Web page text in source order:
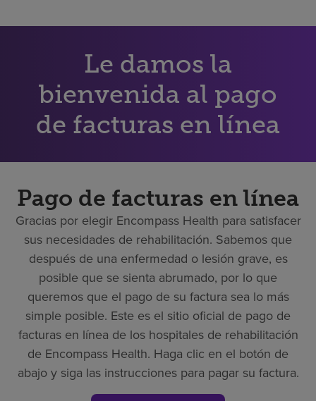
Le damos la
bienvenida al pago
de facturas en línea
Pago de facturas en línea
Gracias por elegir Encompass Health para satisfacer
sus necesidades de rehabilitación. Sabemos que
después de una enfermedad o lesión grave, es
posible que se sienta abrumado, por lo que
queremos que el pago de su factura sea lo más
simple posible. Este es el sitio oficial de pago de
facturas en línea de los hospitales de rehabilitación
de Encompass Health. Haga clic en el botón de
abajo y siga las instrucciones para pagar su factura.